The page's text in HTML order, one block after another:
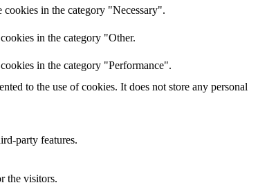
in the category "Necessary".
in the category "Other.
in the category "Performance".
to the use of cookies. It does not store any personal
party features.
the visitors.